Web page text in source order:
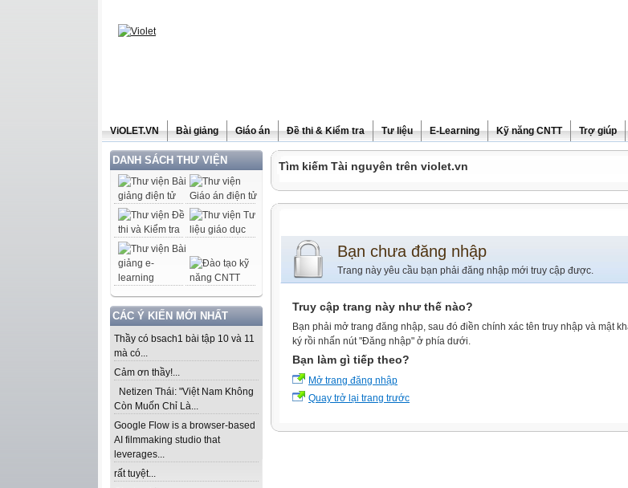
ViOLET.VN Bài giảng Giáo án Đề thi & Kiểm tra Tư liệu E-Learning Kỹ năng CNTT Trợ giúp
DANH SÁCH THƯ VIỆN
CÁC Ý KIẾN MỚI NHẤT
Thầy có bsach1 bài tập 10 và 11
mà có...
Cảm ơn thầy!...
Netizen Thái: "Việt Nam Không
Còn Muốn Chỉ Là...
Google Flow is a browser-based
AI filmmaking studio that
leverages...
rất tuyệt...
Tìm kiếm Tài nguyên trên violet.vn
Bạn chưa đăng nhập
Trang này yêu cầu bạn phải đăng nhập mới truy cập được.
Truy cập trang này như thế nào?
Bạn phải mở trang đăng nhập, sau đó điền chính xác tên truy nhập và mật
ký rồi nhấn nút "Đăng nhập" ở phía dưới.
Bạn làm gì tiếp theo?
Mở trang đăng nhập
Quay trở lại trang trước